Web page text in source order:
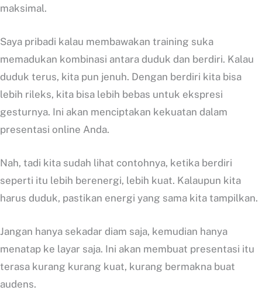
maksimal.
Saya pribadi kalau membawakan training suka
memadukan kombinasi antara duduk dan berdiri. Kalau
duduk terus, kita pun jenuh. Dengan berdiri kita bisa
lebih rileks, kita bisa lebih bebas untuk ekspresi
gesturnya. Ini akan menciptakan kekuatan dalam
presentasi online Anda.
Nah, tadi kita sudah lihat contohnya, ketika berdiri
seperti itu lebih berenergi, lebih kuat. Kalaupun kita
harus duduk, pastikan energi yang sama kita tampilkan.
Jangan hanya sekadar diam saja, kemudian hanya
menatap ke layar saja. Ini akan membuat presentasi itu
terasa kurang kurang kuat, kurang bermakna buat
audens.